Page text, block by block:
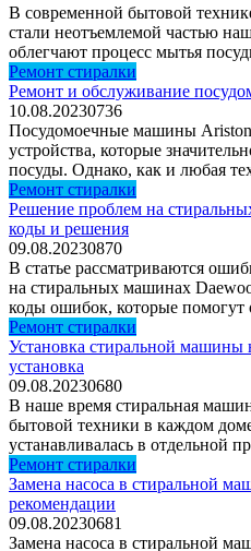
В современной бытовой
стали неотъемлемой частью
облегчают процесс мытья
Ремонт стиралки
Ремонт и обслуживание
10.08.20230736
Посудомоечные машины
устройства, которые
посуды. Однако, как и любая
Ремонт стиралки
Решение проблем на
коды и решения
09.08.20230870
В статье рассматриваются
на стиральных машинах
коды ошибок, которые помогут
Ремонт стиралки
Установка стиральной
установка
09.08.20230680
В наше время стиральная
бытовой техники в каждом
устанавливалась в отдельной
Ремонт стиралки
Замена насоса в стиральной
рекомендации
09.08.20230681
Замена насоса в стиральной